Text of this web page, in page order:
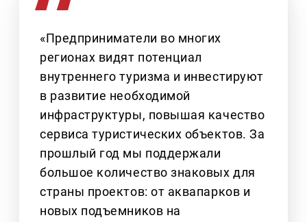
«Предприниматели во многих
регионах видят потенциал
внутреннего туризма и инвестируют
в развитие необходимой
инфраструктуры, повышая качество
сервиса туристических объектов. За
прошлый год мы поддержали
большое количество знаковых для
страны проектов: от аквапарков и
новых подъемников на